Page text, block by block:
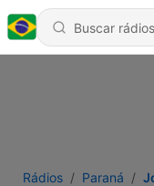
Rádios Paraná